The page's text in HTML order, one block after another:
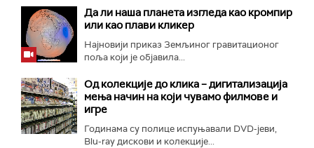
Да ли наша планета изгледа као кромпир
или као плави кликер
Најновији приказ Земљиног гравитационог
поља који је објавила...
Од колекције до клика – дигитализација
мења начин на који чувамо филмове и
игре
Годинама су полице испуњавали DVD-јеви,
Blu-ray дискови и колекције...